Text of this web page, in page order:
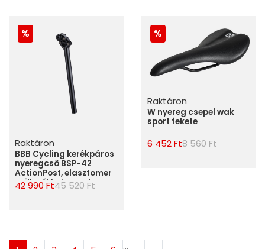
Raktáron
BBB Cycling kerékpáros
nyeregcsõ BSP-42
ActionPost, elasztomer
csillapítású, sport
felhasználásra, 31.6mm
42 990 Ft45 520 Ft
Raktáron
W nyereg csepel wak
sport fekete
6 452 Ft8 560 Ft
...